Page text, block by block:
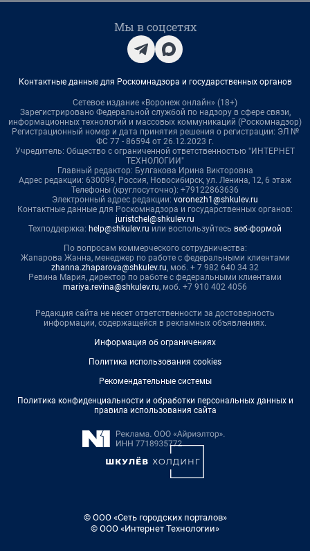
Мы в соцсетях
Контактные данные для Роскомнадзора и государственных органов
Сетевое издание «Воронеж онлайн» (18+)
Зарегистрировано Федеральной службой по надзору в сфере связи,
информационных технологий и массовых коммуникаций (Роскомнадзор)
Регистрационный номер и дата принятия решения о регистрации: ЭЛ №
ФС 77 - 86594 от 26.12.2023 г.
Учредитель: Общество с ограниченной ответственностью "ИНТЕРНЕТ
ТЕХНОЛОГИИ"
Главный редактор: Булгакова Ирина Викторовна
Адрес редакции: 630099, Россия, Новосибирск, ул. Ленина, 12, 6 этаж
Телефоны (круглосуточно): +79122863636
Электронный адрес редакции: voronezh1@shkulev.ru
Контактные данные для Роскомнадзора и государственных органов:
juristchel@shkulev.ru
Техподдержка: help@shkulev.ru или воспользуйтесь веб-формой
По вопросам коммерческого сотрудничества:
Жапарова Жанна, менеджер по работе с федеральными клиентами
zhanna.zhaparova@shkulev.ru, моб. + 7 982 640 34 32
Ревина Мария, директор по работе с федеральными клиентами
mariya.revina@shkulev.ru, моб. +7 910 402 4056
Редакция сайта не несет ответственности за достоверность
информации, содержащейся в рекламных объявлениях.
Информация об ограничениях
Политика использования cookies
Рекомендательные системы
Политика конфиденциальности и обработки персональных данных и
правила использования сайта
© ООО «Сеть городских порталов»
© ООО «Интернет Технологии»